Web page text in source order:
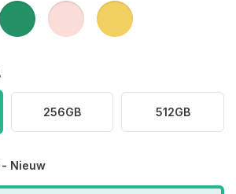
256GB 512GB
Nieuw